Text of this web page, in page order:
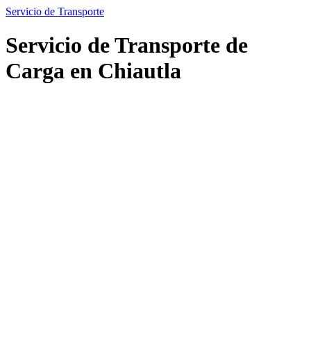
Servicio de Transporte
Servicio de Transporte de
Carga en Chiautla